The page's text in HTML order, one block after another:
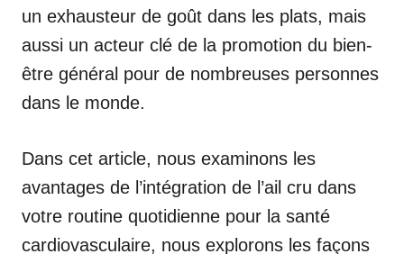
un exhausteur de goût dans les plats, mais
aussi un acteur clé de la promotion du bien-
être général pour de nombreuses personnes
dans le monde.
Dans cet article, nous examinons les
avantages de l’intégration de l’ail cru dans
votre routine quotidienne pour la santé
cardiovasculaire, nous explorons les façons